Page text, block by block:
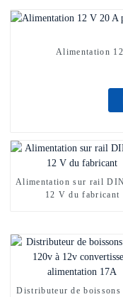
Alimentation
Alimentation sur rail
12 V du fabricant
Distributeur de boissons